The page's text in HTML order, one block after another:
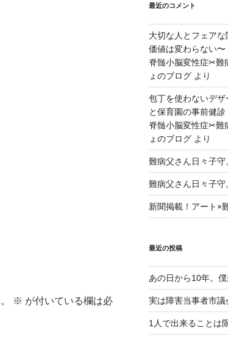
※ が付いている欄は必
最近のコメント
大切な人とフェア
価値は変わらない〜
脊髄小脳変性症✂︎難
ょのブログより
包丁を使わないデ
と保育園の事前健
脊髄小脳変性症✂︎難
ょのブログより
難病父さん日々子守
難病父さん日々子守
新聞掲載！アート×
最近の投稿
あの日から10年。僕
実は障害当事者市議
1人で出来ることは